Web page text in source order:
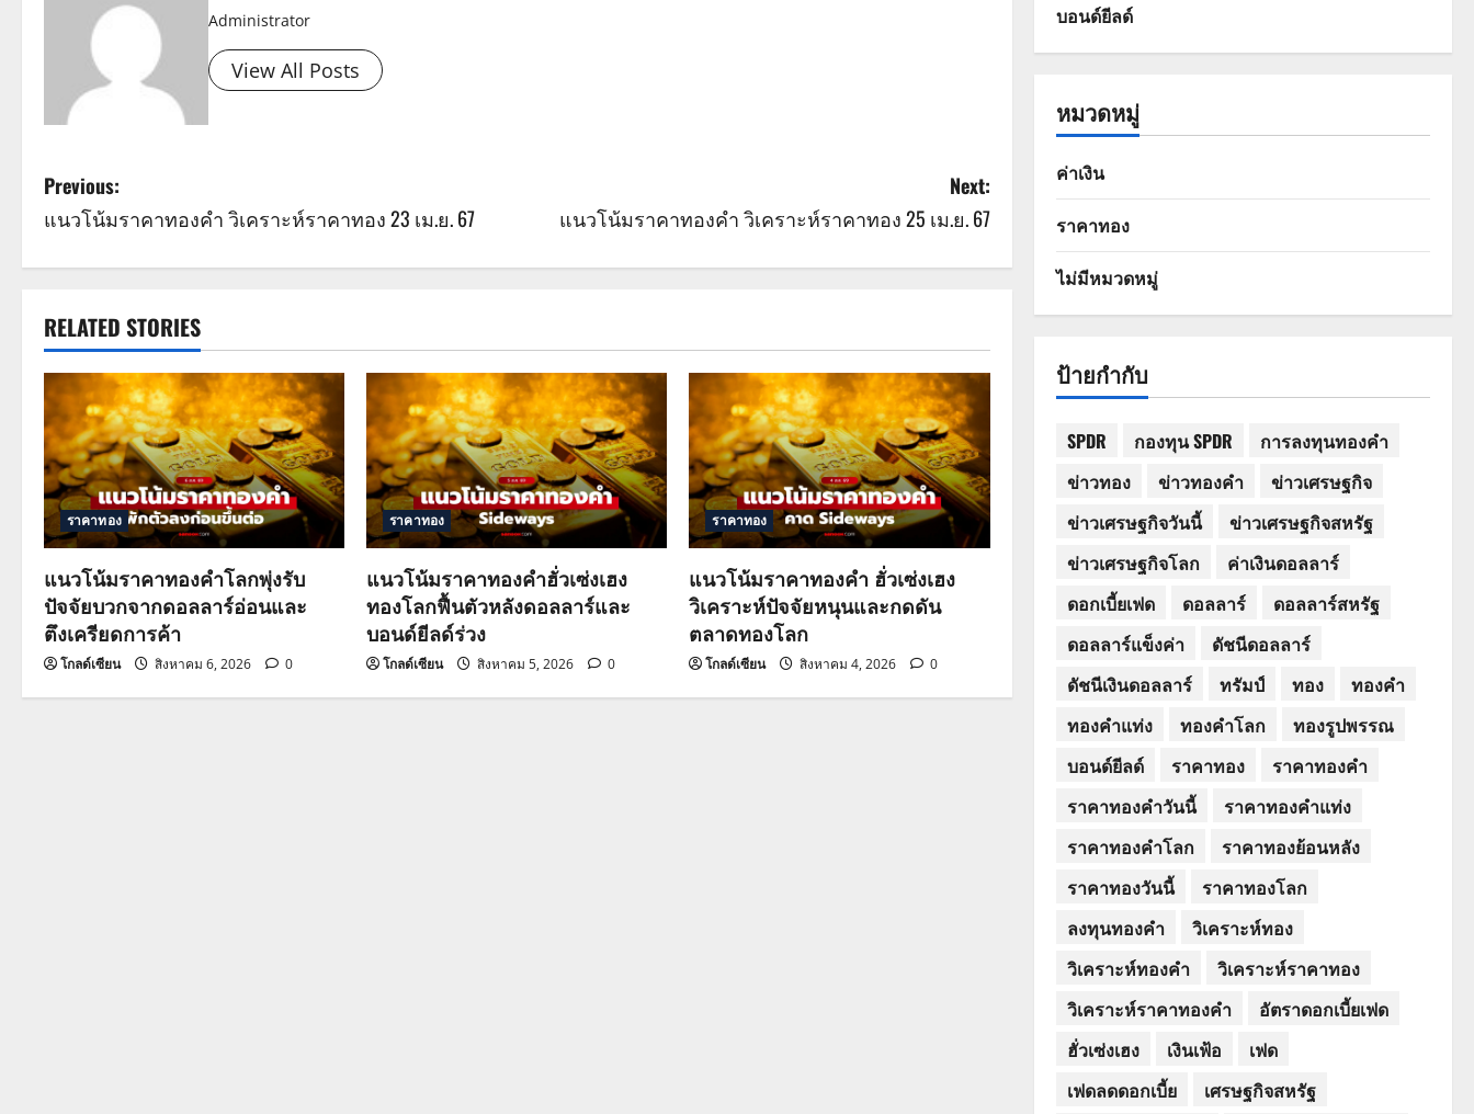
Administrator
View All Posts
P
o
s
t
n
a
v
i
g
a
t
i
Previous:
แนวโน้มราคาทองคำ วิเคราะห์ราคาทอง 23 เม.ย. 67
Next:
แนวโน้มราคาทองคำ วิเคราะห์ราคาทอง 25 เม.ย. 67
RELATED STORIES
ราคาทอง
แนวโน้มราคาทองคำโลกพุ่งรับ
ปัจจัยบวกจากดอลลาร์อ่อนและ
ตึงเครียดการค้า
โกลด์เซียน สิงหาคม 6, 2026 0
ราคาทอง
แนวโน้มราคาทองคำฮั่วเซ่งเฮง
ทองโลกฟื้นตัวหลังดอลลาร์และ
บอนด์ยีลด์ร่วง
โกลด์เซียน สิงหาคม 5, 2026 0
ราคาทอง
แนวโน้มราคาทองคำ ฮั่วเซ่งเฮง
วิเคราะห์ปัจจัยหนุนและกดดัน
ตลาดทองโลก
โกลด์เซียน สิงหาคม 4, 2026 0
บอนด์ยีลด์
หมวดหมู่
ค่าเงิน
ราคาทอง
ไม่มีหมวดหมู่
ป้ายกำกับ
SPDR กองทุน SPDR
การลงทุนทองคำ
ข่าวทอง
ข่าวทองคำ
ข่าวเศรษฐกิจ
ข่าวเศรษฐกิจวันนี้
ข่าวเศรษฐกิจสหรัฐ
ข่าวเศรษฐกิจโลก
ค่าเงินดอลลาร์
ดอกเบี้ยเฟด
ดอลลาร์
ดอลลาร์สหรัฐ
ดอลลาร์แข็งค่า
ดัชนีดอลลาร์
ดัชนีเงินดอลลาร์
ทรัมป์ ทอง
ทองคำ
ทองคำแท่ง
ทองคำโลก
ทองรูปพรรณ
บอนด์ยีลด์
ราคาทอง
ราคาทองคำ
ราคาทองคำวันนี้
ราคาทองคำแท่ง
ราคาทองคำโลก
ราคาทองย้อนหลัง
ราคาทองวันนี้
ราคาทองโลก
ลงทุนทองคำ
วิเคราะห์ทอง
วิเคราะห์ทองคำ
วิเคราะห์ราคาทอง
วิเคราะห์ราคาทองคำ
อัตราดอกเบี้ยเฟด
ฮั่วเซ่งเฮง
เงินเฟ้อ
เฟด
เฟดลดดอกเบี้ย
เศรษฐกิจสหรัฐ